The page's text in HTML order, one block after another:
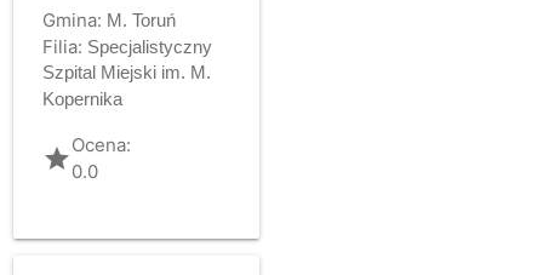
Gmina: M. Toruń
Filia: Specjalistyczny
Szpital Miejski im. M.
Kopernika
gradeOcena:
0.0